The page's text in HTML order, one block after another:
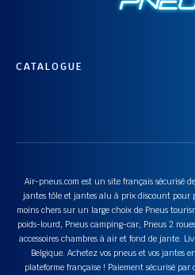
CATALOGUE
Air-pneus.com est un site français sécurisé
jantes tôle et jantes alu à prix discount pour
moins chers sur un large choix de Pneus
poids-lourd, Pneus camping-car, Pneus 2
accessoires chambres à air et fond de jante.
Belgique. Achetez vos pneus et vos jantes
plateforme française ! Paiement sécurisé